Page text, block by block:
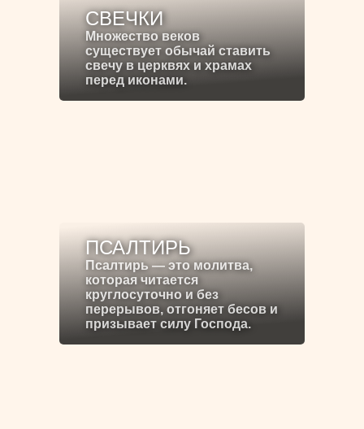
СВЕЧКИ
Множество веков
существует обычай ставить
свечу в церквях и храмах
перед иконами.
ПСАЛТИРЬ
Псалтирь — это молитва,
которая читается
круглосуточно и без
перерывов, отгоняет бесов и
призывает силу Господа.